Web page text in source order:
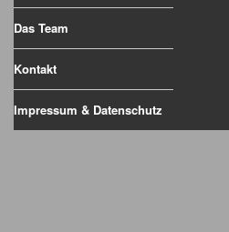
Das Team
Kontakt
Impressum & Datenschutz